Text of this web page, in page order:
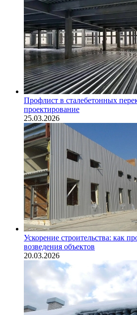
Профлист в сталебетонных
проектирование
25.03.2026
Ускорение строительства: как
возведения объектов
20.03.2026